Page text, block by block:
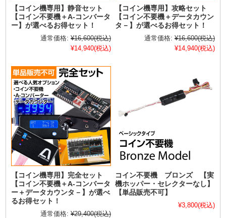
【コイン機専用】静音セット
【コイン不要機＋A-コンバータ
ー】が選べるお得セット！
通常価格: ¥16,600(税込)
¥14,940(税込)
【コイン機専用】攻略セット
【コイン不要機＋データカウン
タ－】が選べるお得セット！
通常価格: ¥16,600(税込)
¥14,940(税込)
【コイン機専用】完全セット
【コイン不要機＋A-コンバータ
ー＋データカウンタ－】が選べ
るお得セット！
通常価格: ¥29,400(税込)
コイン不要機 ブロンズ 【実
機ホッパー・セレクターなし】
【単品販売不可】
¥3,800(税込)